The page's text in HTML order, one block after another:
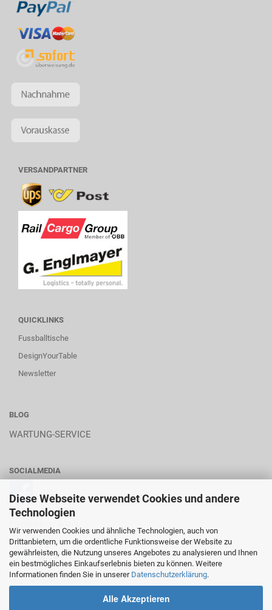
Diese Webseite verwendet Cookies und andere
Technologien
Wir verwenden Cookies und ähnliche Technologien, auch von
Drittanbietern, um die ordentliche Funktionsweise der Website zu
gewährleisten, die Nutzung unseres Angebotes zu analysieren und Ihnen
ein bestmögliches Einkaufserlebnis bieten zu können. Weitere
Informationen finden Sie in unserer Datenschutzerklärung.
Alle Akzeptieren
VERSANDPARTNER
QUICKLINKS
Fussballtische
DesignYourTable
Newsletter
BLOG
WARTUNG-SERVICE
SOCIALMEDIA
________________________